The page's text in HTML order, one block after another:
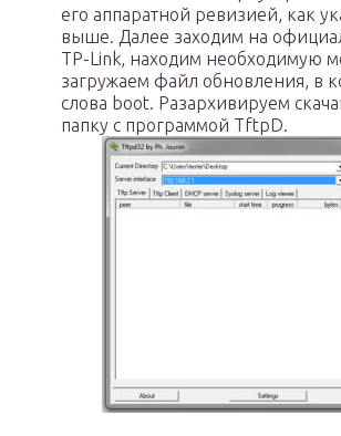
его аппаратной ревизией, как
выше. Далее заходим на
TP-Link, находим необходимую
загружаем файл обновления, в
слова boot. Разархивируем
папку с программой TftpD.